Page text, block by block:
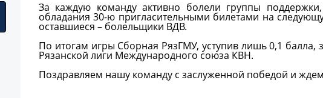
За каждую команду активно болели группы
обладания 30-ю пригласительными билетами на
оставшиеся – болельщики ВДВ.
По итогам игры Сборная РязГМУ, уступив лишь 0,1
Рязанской лиги Международного союза КВН.
Поздравляем нашу команду с заслуженной победой и